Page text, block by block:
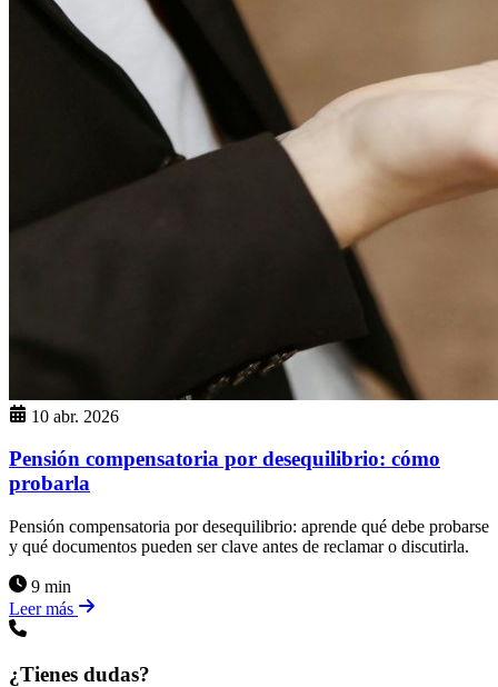
10 abr. 2026
Pensión compensatoria por desequilibrio: cómo
probarla
Pensión compensatoria por desequilibrio: aprende qué debe probarse
y qué documentos pueden ser clave antes de reclamar o discutirla.
9 min
Leer más
¿Tienes dudas?